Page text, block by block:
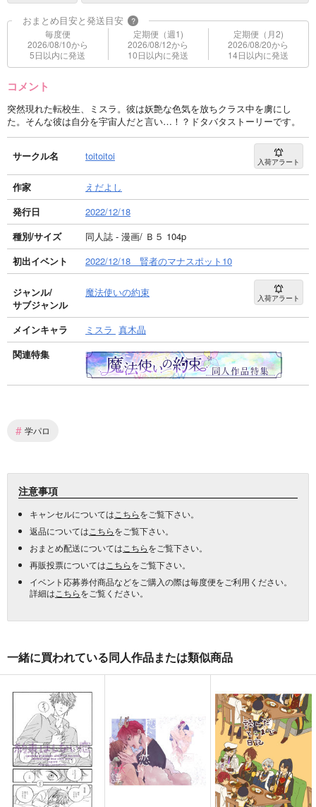
おまとめ目安と発送目安 ?
毎度便
2026/08/10から
5日以内に発送
定期便（週1)
2026/08/12から
10日以内に発送
定期便（月2)
2026/08/20から
14日以内に発送
コメント
突然現れた転校生、ミスラ。彼は妖艶な色気を放ちクラス中を虜にし
た。そんな彼は自分を宇宙人だと言い…！？ドタバタストーリーです。
サークル名 toitoitoi 入荷アラート
作家
えだよし
発行日
2022/12/18
種別/サイズ
同人誌 - 漫画/ Ｂ５ 104p
初出イベント
2022/12/18 賢者のマナスポット10
ジャンル/
サブジャンル
魔法使いの約束 入荷アラート
メインキャラ ミスラ 真木晶
関連特集
# 学パロ
注意事項
キャンセルについては こちらをご覧下さい。
返品については こちらをご覧下さい。
おまとめ配送については こちらをご覧下さい。
再販投票については こちらをご覧下さい。
イベント応募券付商品などをご購入の際は毎度便をご利用ください。
詳細は こちらをご覧ください。
一緒に買われている同人作品または類似商品